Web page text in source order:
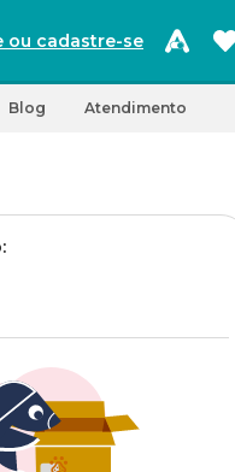
ou cadastre-se
Blog Atendimento